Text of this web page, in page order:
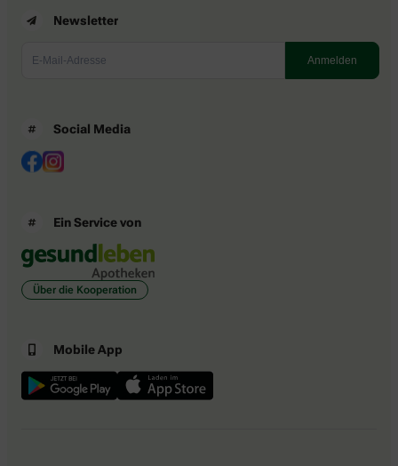
Newsletter
Social Media
Ein Service von
Über die Kooperation
Mobile App